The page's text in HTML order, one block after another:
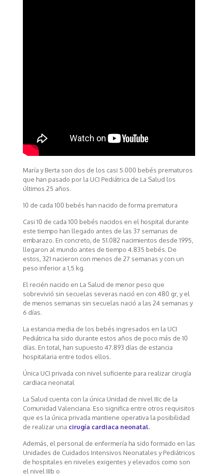
María y Berta son dos de los casi 5.000 bebés prematuros
que han pasado por la UCI Pediátrica de La Salud los
últimos 25 años.
10 de cada 100 bebés han nacido de forma prematura
Casi 10 de cada 100 bebés nacidos en el hospital durante
este tiempo han llegado antes de las 37 semanas de
embarazo. En concreto, de 51.082 nacimientos desde 1995,
llegaron al mundo antes de tiempo 4.835 bebés. De
estos, 321 nacieron con menos de 27 semanas y con un
peso inferior a 1,5 kg.
El recién nacido en La Salud de menor peso que
sobrevivió sin secuelas severas nació en con 480 gr, y el
de menos semanas sin secuelas nació a las 24 semanas y
6 días.
La estancia media de los bebés ingresados en la UCI
Pediátrica ha sido durante estos años de poco más de 10
días. En total, han supuesto 47.893 días de estancia
hospitalaria entre todos ellos.
Única UCI privada con nivel suficiente para realizar cirugía
cardiaca neonatal
La Salud cuenta con la única Unidad de nivel IIIc de la
Comunidad Valenciana. Eso significa entre otros requisitos
que es la única privada mantiene operativa la posibilidad
de realizar una cirugía cardiaca neonatal.
Además, el personal de enfermería ha sido formado en las
Unidades de Cuidados Intensivos Neonatales y Pediátricos
de hospitales en niveles exigentes y elevados como son
el nivel IIIb o